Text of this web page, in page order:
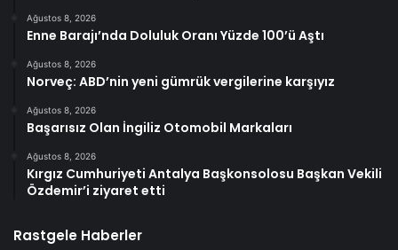
Ağustos 8, 2026
Enne Barajı’nda Doluluk Oranı Yüzde 100’ü Aştı
Ağustos 8, 2026
Norveç: ABD’nin yeni gümrük vergilerine karşıyız
Ağustos 8, 2026
Başarısız Olan İngiliz Otomobil Markaları
Ağustos 8, 2026
Kırgız Cumhuriyeti Antalya Başkonsolosu Başkan Vekili
Özdemir’i ziyaret etti
Rastgele Haberler